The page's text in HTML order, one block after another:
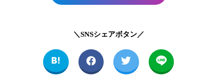
＼SNSシェアボタン／